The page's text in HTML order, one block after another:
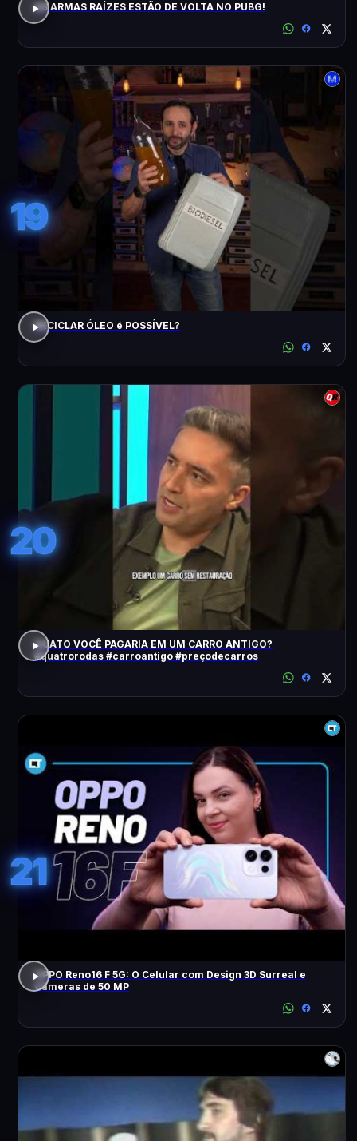
AS ARMAS RAÍZES ESTÃO DE VOLTA NO PUBG!
19
RECICLAR ÓLEO é POSSÍVEL?
20
QUATO VOCÊ PAGARIA EM UM CARRO ANTIGO?
#quatrorodas #carroantigo #preçodecarros
21
OPPO Reno16 F 5G: O Celular com Design 3D Surreal e
Câmeras de 50 MP